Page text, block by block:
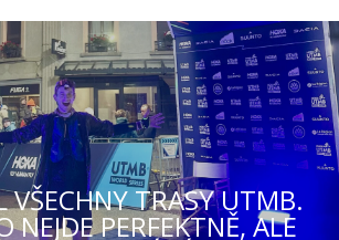
VŠECHNY TRASY UTMB.
NEJDE PERFEKTNĚ, ALE